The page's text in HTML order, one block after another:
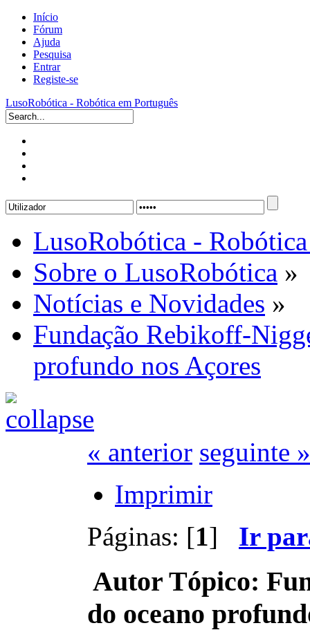
Início
Fórum
Ajuda
Pesquisa
Entrar
Registe-se
LusoRobótica - Robótica em Português
LusoRobótica -
Sobre o LusoRobótica »
Notícias e Novidades »
Fundação Rebikoff-
profundo nos Açores
« anterior seguinte »
Imprimir
Páginas: [1] Ir
Autor Tópico:
do oceano